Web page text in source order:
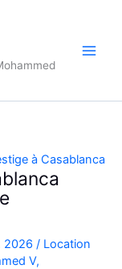
2026 / Location
V,